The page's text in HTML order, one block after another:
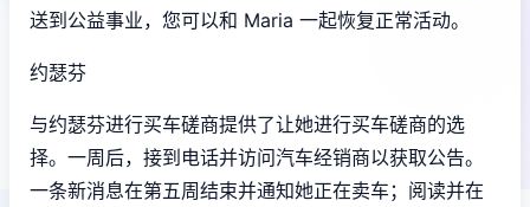
送到公益事业，您可以和 Maria 一起恢复正常活动。
约瑟芬
与约瑟芬进行买车磋商提供了让她进行买车磋商的选
择。一周后，接到电话并访问汽车经销商以获取公告。
一条新消息在第五周结束并通知她正在卖车；阅读并在